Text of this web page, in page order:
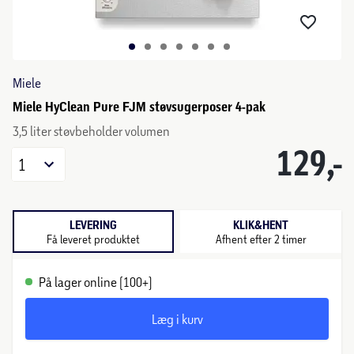
Miele
Miele HyClean Pure FJM støvsugerposer 4-pak
3,5 liter støvbeholder volumen
129,-
1
LEVERING
Få leveret produktet
KLIK&HENT
Afhent efter 2 timer
På lager online (100+)
Læg i kurv